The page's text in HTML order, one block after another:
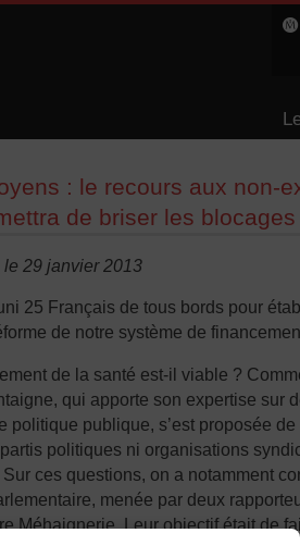
: le recours aux non-
de briser les
le 29 janvier 2013
25 Français de tous bords pour
de notre système de
de la santé est-il viable ?
qui apporte son expertise sur
politique publique, s’est proposée
politiques ni organisations
ces questions, on a notamment
menée par deux
Méhaignerie. Leur objectif était de